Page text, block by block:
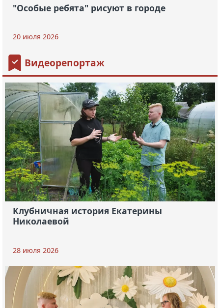
"Особые ребята" рисуют в городе
20 июля 2026
Видеорепортаж
Клубничная история Екатерины
Николаевой
28 июля 2026